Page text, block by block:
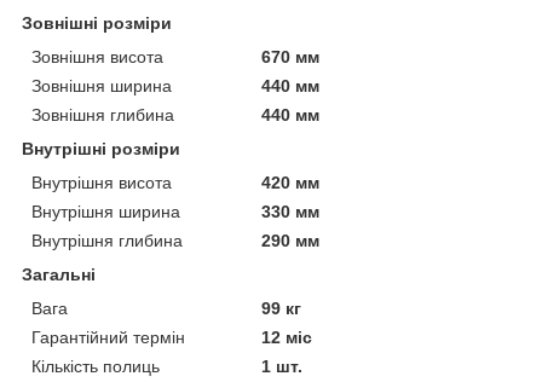
Зовнішні розміри
Зовнішня висота
670 мм
Зовнішня ширина
440 мм
Зовнішня глибина
440 мм
Внутрішні розміри
Внутрішня висота
420 мм
Внутрішня ширина
330 мм
Внутрішня глибина
290 мм
Загальні
Вага
99 кг
Гарантійний термін
12 міс
Кількість полиць
1 шт.